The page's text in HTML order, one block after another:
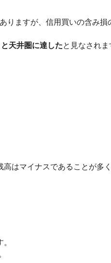
りますが、信用買いの含み損
天井圏に達したと見なされま
はマイナスであることが多く